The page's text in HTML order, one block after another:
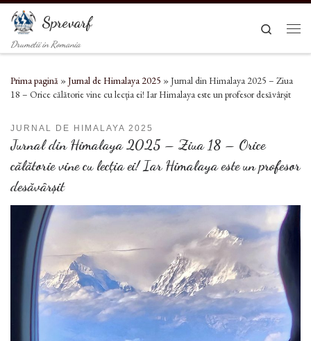
Sari la conținut
Sprevarf
Drumetii in Romania
Search
Prima pagină »Jurnal de Himalaya 2025 »Jurnal din Himalaya 2025 – Ziua
18 – Orice călătorie vine cu lecția ei! Iar Himalaya este un profesor desăvârșit
JURNAL DE HIMALAYA 2025
Jurnal din Himalaya 2025 – Ziua 18 – Orice
călătorie vine cu lecția ei! Iar Himalaya este un profesor
desăvârșit